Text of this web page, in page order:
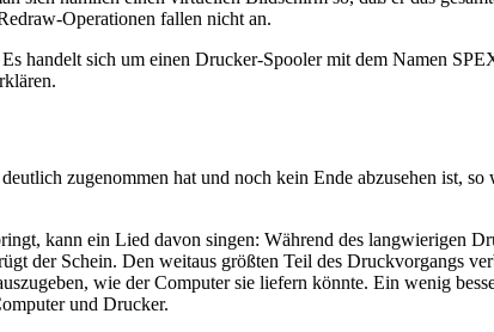
Operationen fallen nicht an.
handelt sich um einen Drucker-Spooler mit dem Namen
zugenommen hat und noch kein Ende abzusehen ist,
kann ein Lied davon singen: Während des langwierigen
der Schein. Den weitaus größten Teil des Druckvorgangs
wie der Computer sie liefern könnte. Ein wenig
und Drucker.